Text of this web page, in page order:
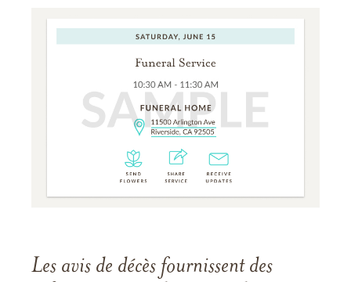
Les avis de décès fournissent des